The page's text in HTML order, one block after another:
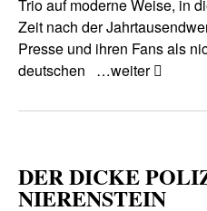
Trio auf moderne Weise, in
Zeit nach der
Presse und ihren Fans als
deutschen …weiter
DER DICKE
NIERENSTEIN